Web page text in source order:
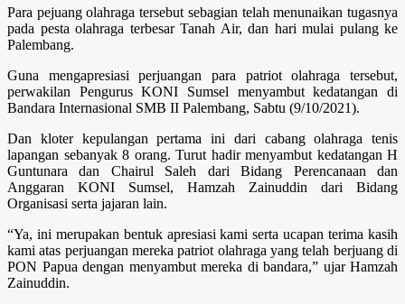
Para pejuang olahraga tersebut sebagian telah menunaikan tugasnya
pada pesta olahraga terbesar Tanah Air, dan hari mulai pulang ke
Palembang.
Guna mengapresiasi perjuangan para patriot olahraga tersebut,
perwakilan Pengurus KONI Sumsel menyambut kedatangan di
Bandara Internasional SMB II Palembang, Sabtu (9/10/2021).
Dan kloter kepulangan pertama ini dari cabang olahraga tenis
lapangan sebanyak 8 orang. Turut hadir menyambut kedatangan H
Guntunara dan Chairul Saleh dari Bidang Perencanaan dan
Anggaran KONI Sumsel, Hamzah Zainuddin dari Bidang
Organisasi serta jajaran lain.
“Ya, ini merupakan bentuk apresiasi kami serta ucapan terima kasih
kami atas perjuangan mereka patriot olahraga yang telah berjuang di
PON Papua dengan menyambut mereka di bandara,” ujar Hamzah
Zainuddin.